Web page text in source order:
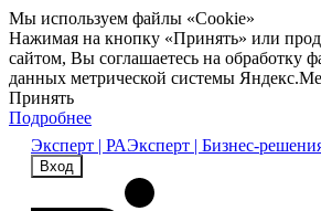
Мы используем файлы «Cookie»
Нажимая на кнопку «Принять» или
сайтом, Вы соглашаетесь на обработку
данных метрической системы
Принять
Подробнее
Эксперт | РАЭксперт | Бизнес-
Вход